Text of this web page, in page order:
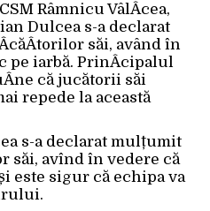
Râmnicu VâlÂ­cea,
Dulcea s-a declarat
săi, având în
pe iarbă. PrinÂ­cipalul
că jucătorii săi
repede la această
s-a declarat mulțumit
săi, avînd în vedere că
este sigur că echipa va